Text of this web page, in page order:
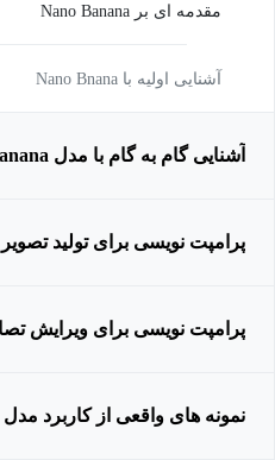
مقدمه ای بر Nano Banana
آشنایی اولیه با Nano Bnana
آشنایی گام به گام با مدل Nano Banana
پرامپت نویسی برای تولید تصویر
پرامپت نویسی برای ویرایش
نمونه های واقعی از کاربرد مدل